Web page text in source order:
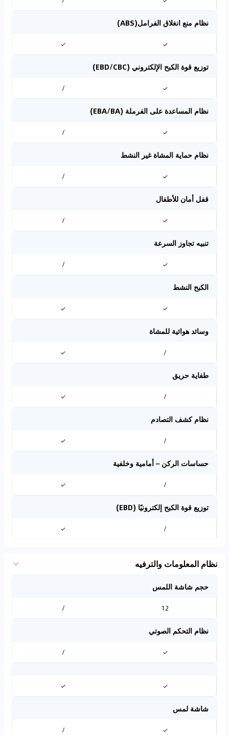
نظام منع انغلاق الفرامل(ABS)
✓
✓
توزيع قوة الكبح الإلكتروني (EBD/CBC)
✓
/
نظام المساعدة على الفرملة (EBA/BA)
✓
/
نظام حماية المشاة غير النشط
✓
/
قفل أمان للأطفال
✓
/
تنبيه تجاوز السرعة
✓
/
الكبح النشط
✓
✓
وسائد هوائية للمشاة
/
✓
طفاية حريق
/
✓
نظام كشف التصادم
/
✓
حساسات الركن – أمامية وخلفية
/
✓
توزيع قوة الكبح إلكترونيًا (EBD)
/
✓
نظام المعلومات والترفيه
حجم شاشة اللمس
12
/
نظام التحكم الصوتي
✓
/
✓
✓
شاشة لمس
✓
/